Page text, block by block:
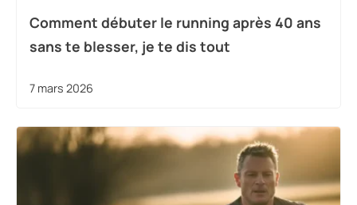
Comment débuter le running après 40 ans
sans te blesser, je te dis tout
7 mars 2026